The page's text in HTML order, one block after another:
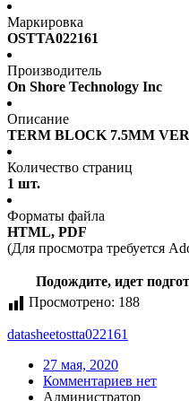
Маркировка
OSTTA022161
Производитель
On Shore Technology Inc
Описание
TERM BLOCK 7.5MM
Количество страниц
1 шт.
Форматы файла
HTML, PDF
(Для просмотра требуется
Подождите, идет
Просмотрено: 188
datasheetostta022161
27 мая, 2020
Комментариев нет
Администратор